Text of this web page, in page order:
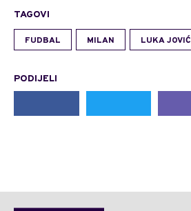
TAGOVI
FUDBAL MILAN LUKA JOVIĆ
PODIJELI